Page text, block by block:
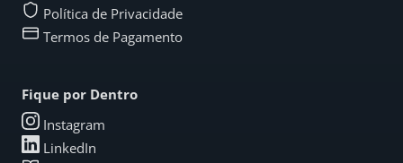
Política de Privacidade
Termos de Pagamento
Fique por Dentro
Instagram
LinkedIn